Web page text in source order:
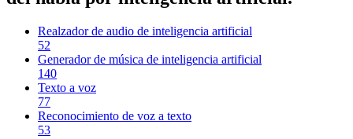
Realzador de audio de inteligencia artificial
52
Generador de música de inteligencia artificial
140
Texto a voz
77
Reconocimiento de voz a texto
53